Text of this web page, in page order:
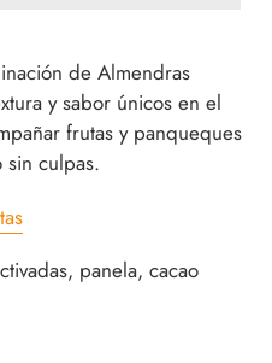
de Almendras
y sabor únicos en el
frutas y panqueques
sin culpas.
panela, cacao